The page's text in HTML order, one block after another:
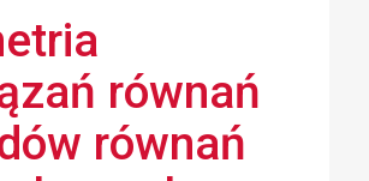
równań
równań